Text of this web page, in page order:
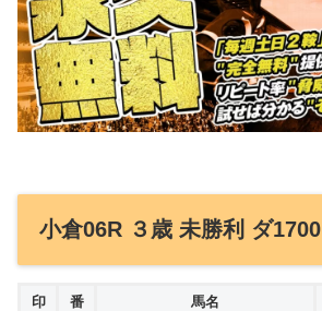
小倉06R ３歳 未勝利 ダ1700
印 番 馬名